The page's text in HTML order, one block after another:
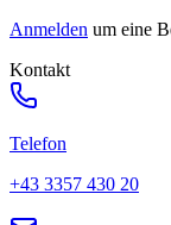
Anmelden um eine
Kontakt
Telefon
+43 3357 430 20